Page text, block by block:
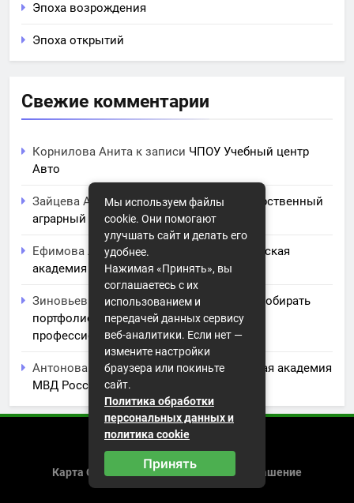
Эпоха возрождения
Эпоха открытий
Свежие комментарии
Корнилова Анита к записи ЧПОУ Учебный центр
Авто
Зайцева Аринак записиКурский государственный
аграрный университет им. И.И. Иванова
Ефимова Лидияк записи
Северо-Кавказская
академия управления
Зиновьев Радомирк записиИскусство собирать
портфолио: советы и заметки для
профессионального роста
Антонова Юлианак записиВолгоградская академия
МВД России
Карта Сайта Пользовательское Соглашение
Мы используем файлы
cookie. Они помогают
улучшать сайт и делать его
удобнее.
Нажимая «Принять», вы
соглашаетесь с их
использованием и
передачей данных сервису
веб-аналитики. Если нет —
измените настройки
браузера или покиньте
сайт.
Политика обработки
персональных данных и
политика cookie
Принять